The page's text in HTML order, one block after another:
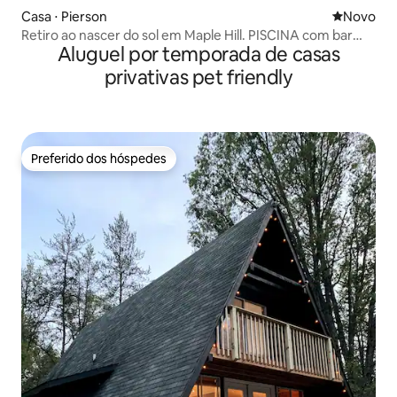
Casa ⋅ Pierson Novo
Novo
Retiro ao nascer do sol em Maple Hill. PISCINA com bar
molhado!Aluguel por temporada de casas
privativas pet friendly
Preferido dos hóspedes
Preferido dos hóspedes